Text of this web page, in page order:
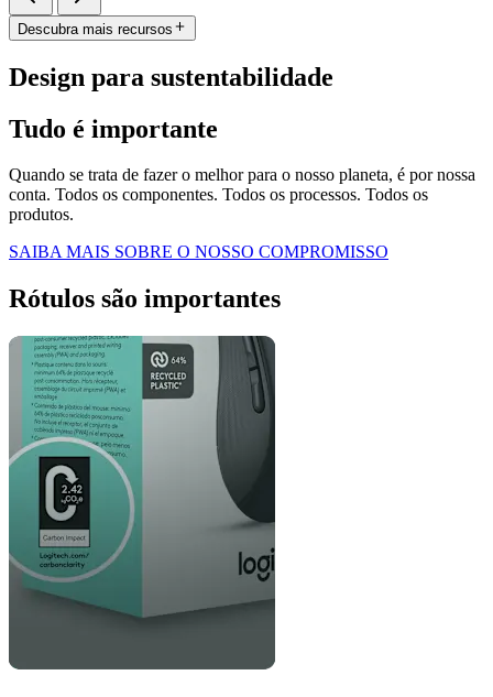
Descubra mais recursos
Design para sustentabilidade
Tudo é importante
Quando se trata de fazer o melhor para o nosso planeta, é por nossa
conta. Todos os componentes. Todos os processos. Todos os
produtos.
SAIBA MAIS SOBRE O NOSSO COMPROMISSO
Rótulos são importantes